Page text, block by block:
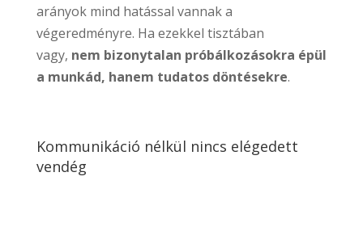
arányok mind hatással vannak a
végeredményre. Ha ezekkel tisztában
vagy, nem bizonytalan próbálkozásokra épül
a munkád, hanem tudatos döntésekre.
Kommunikáció nélkül nincs elégedett
vendég